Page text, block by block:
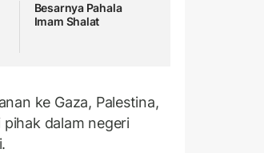
Besarnya Pahala
Imam Shalat
ke Gaza, Palestina,
dalam negeri